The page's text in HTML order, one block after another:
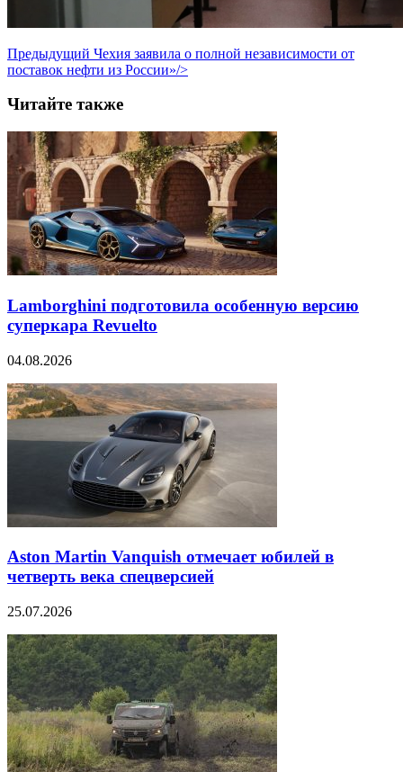
Предыдущий Чехия заявила о полной независимости от
поставок нефти из России»/>
Читайте также
Lamborghini подготовила особенную версию
суперкара Revuelto
04.08.2026
Aston Martin Vanquish отмечает юбилей в
четверть века спецверсией
25.07.2026